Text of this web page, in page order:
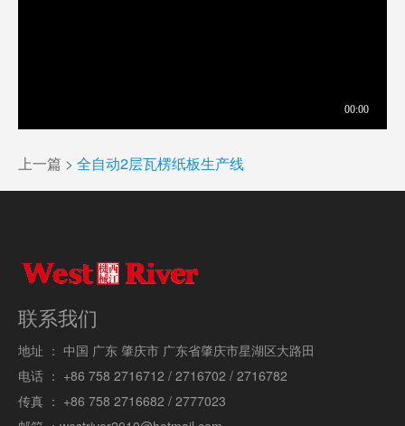
上一篇 > 全自动2层瓦楞纸板生产线
联系我们
地址 ： 中国 广东 肇庆市 广东省肇庆市星湖区大路田
电话 ： +86 758 2716712 / 2716702 / 2716782
传真 ： +86 758 2716682 / 2777023